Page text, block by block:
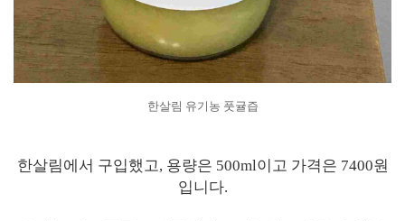
한살림 유기농 풋귤즙
한살림에서 구입했고, 용량은 500ml이고 가격은 7400원
입니다.